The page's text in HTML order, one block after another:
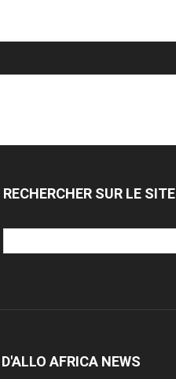
RECHERCHER SUR LE SITE
AFRICA NEWS